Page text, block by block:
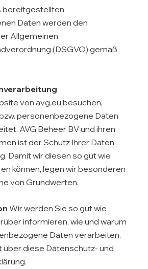
bereitgestellten
Daten werden den
Allgemeinen
(DSGVO) gemäß
von avg.eu besuchen,
personenbezogene Daten
AVG Beheer BV und ihren
ist der Schutz Ihrer Daten
Damit wir diesen so gut wie
können, legen wir besonderen
von Grundwerten.
Wir werden Sie so gut wie
informieren, wie und warum
Daten verarbeiten.
über diese Datenschutz- und